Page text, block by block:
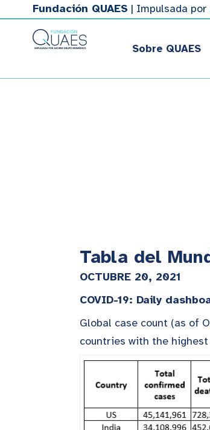
Fundación QUAES | Impulsada por
Sobre QUAES
Tabla del
OCTUBRE 20, 2021
COVID-19: Daily
Global case count (as of
countries with the